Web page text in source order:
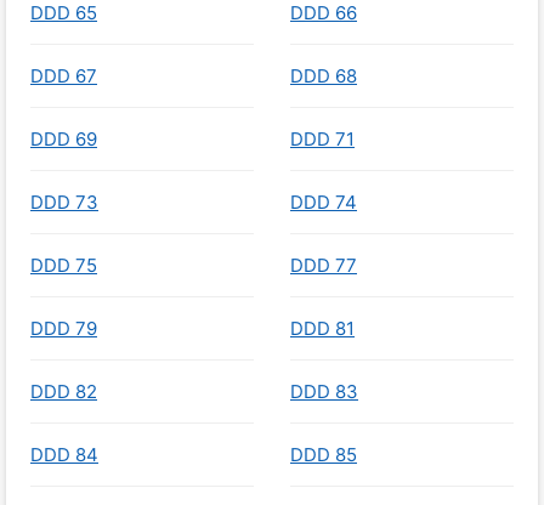
DDD 65 DDD 66
DDD 67 DDD 68
DDD 69 DDD 71
DDD 73 DDD 74
DDD 75 DDD 77
DDD 79 DDD 81
DDD 82 DDD 83
DDD 84 DDD 85